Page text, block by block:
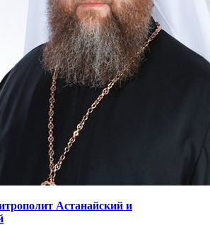
Астанайский и